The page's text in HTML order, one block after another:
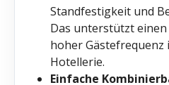
Standfestigkeit und
Das unterstützt
hoher Gäste­frequenz
Hotellerie.
Einfache